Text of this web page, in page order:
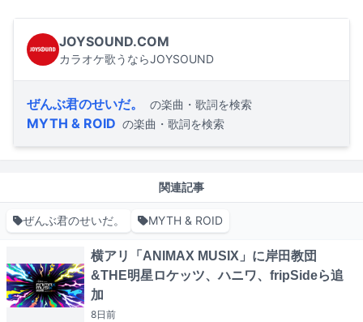
JOYSOUND.COM
カラオケ歌うならJOYSOUND
ぜんぶ君のせいだ。 の楽曲・歌詞を検索
MYTH & ROID の楽曲・歌詞を検索
関連記事
ぜんぶ君のせいだ。 MYTH & ROID
横アリ「ANIMAX MUSIX」に岸田教団
&THE明星ロケッツ、ハニワ、fripSideら追
加
8日前